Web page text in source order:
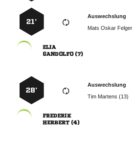
Auswechslung
 
21’

 
Auswechslung
  
28’

 